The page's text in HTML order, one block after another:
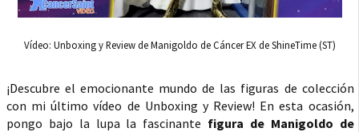
Vídeo: Unboxing y Review de Manigoldo de Cáncer EX de ShineTime (ST)
¡Descubre el emocionante mundo de las figuras de colección
con mi último vídeo de Unboxing y Review! En esta ocasión,
pongo bajo la lupa la fascinante figura de Manigoldo de